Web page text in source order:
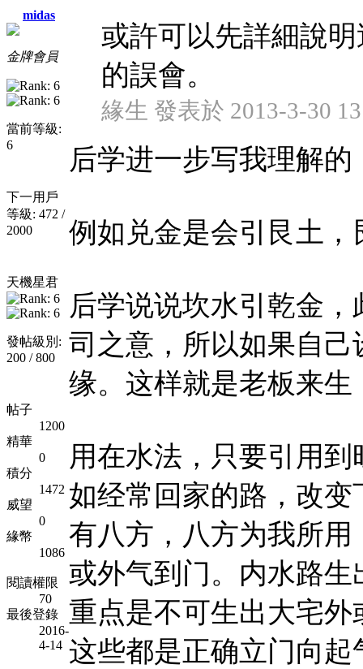
midas
金牌會員
當前等級:
6
下一用戶
等級: 472 /
2000
天機星君
發帖級別:
200 / 800
帖子
1200
精華
0
積分
1472
威望
0
緣幣
1086
閱讀權限
70
最後登錄
2016-
4-14
或許可以先詳細說
的誤會。
緣生 發表於 2013-3-30
后学进一步写我理解的
例如兑金是会引艮土
后学说说坎水引乾金
司之意，所以如果自
缘。这样就是老板来生
用在水法，只要引用
如经常回家的路，改
有八方，八方为我所
或外气到门。内水路
重点是不可生出大宅
这些都是正确立门向